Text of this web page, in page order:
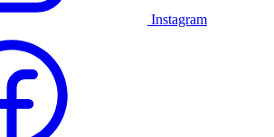
Instagram